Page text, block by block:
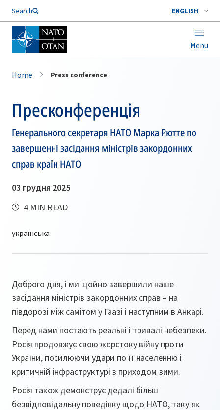
Search ENGLISH
Menu
Home Press conference
Пресконференція
Генерального секретаря НАТО Марка Рютте по
завершенні засідання міністрів закордонних
справ країн НАТО
03 грудня 2025
4 MIN READ
Доброго дня, і ми щойно завершили наше
засідання міністрів закордонних справ – на
півдорозі між самітом у Гаазі і наступним в Анкарі.
Перед нами постають реальні і тривалі небезпеки.
Росія продовжує свою жорстоку війну проти
України, посилюючи удари по її населенню і
критичній інфраструктурі з приходом зими.
Росія також демонструє дедалі більш
безвідповідальну поведінку щодо НАТО, таку як